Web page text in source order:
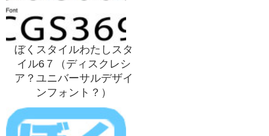
ぼくスタイルわたしスタ
イル6７（ディスクレシ
ア？ユニバーサルデザイ
ンフォント？）